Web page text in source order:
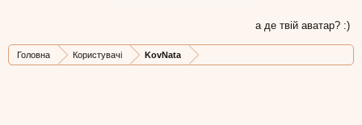
а де твій аватар? :)
Головна Користувачі KovNata